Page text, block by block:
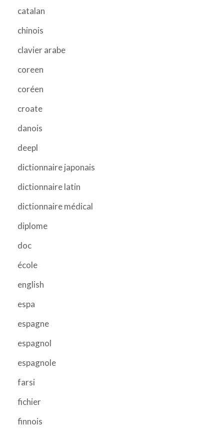
catalan
chinois
clavier arabe
coreen
coréen
croate
danois
deepl
dictionnaire japonais
dictionnaire latin
dictionnaire médical
diplome
doc
école
english
espa
espagne
espagnol
espagnole
farsi
fichier
finnois